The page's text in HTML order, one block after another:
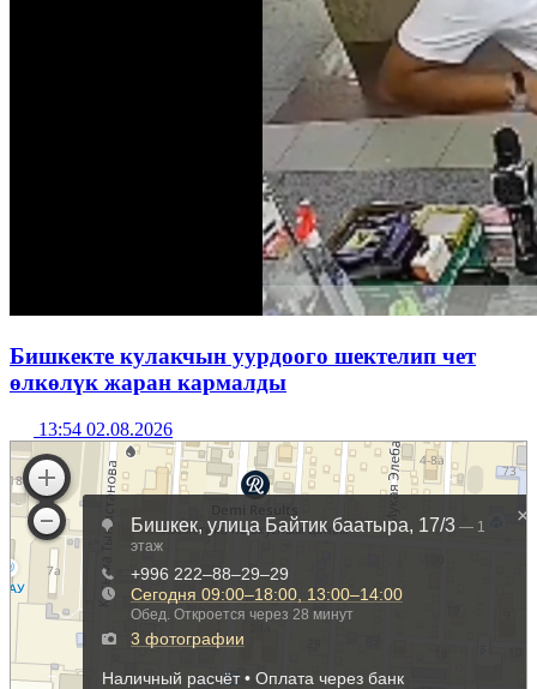
Бишкекте кулакчын уурдоого шектелип чет
өлкөлүк жаран кармалды
13:54 02.08.2026